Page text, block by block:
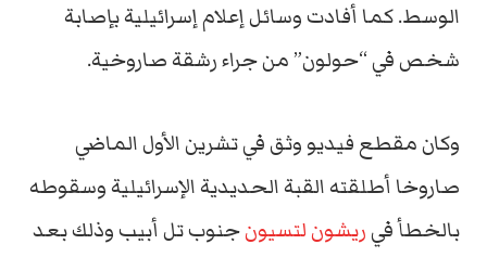
الوسط. كما أفادت وسائل إعلام إسرائيلية بإصابة
شخص في “حولون” من جراء رشقة صاروخية.
وكان مقطع فيديو وثق في تشرين الأول الماضي
صاروخا أطلقته القبة الحديدية الإسرائيلية وسقوطه
بالخطأ فيريشون لتسيونجنوب تل أبيب وذلك بعد